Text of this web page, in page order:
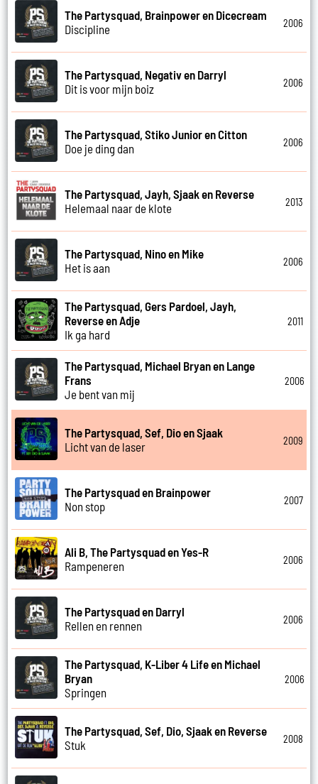
The Partysquad, Brainpower en Dicecream
Discipline
2006
The Partysquad, Negativ en Darryl
Dit is voor mijn boiz
2006
The Partysquad, Stiko Junior en Citton
Doe je ding dan
2006
The Partysquad, Jayh, Sjaak en Reverse
Helemaal naar de klote
2013
The Partysquad, Nino en Mike
Het is aan
2006
The Partysquad, Gers Pardoel, Jayh,
Reverse en Adje
Ik ga hard
2011
The Partysquad, Michael Bryan en Lange
Frans
Je bent van mij
2006
The Partysquad, Sef, Dio en Sjaak
Licht van de laser
2009
The Partysquad en Brainpower
Non stop
2007
Ali B, The Partysquad en Yes-R
Rampeneren
2006
The Partysquad en Darryl
Rellen en rennen
2006
The Partysquad, K-Liber 4 Life en Michael
Bryan
Springen
2006
The Partysquad, Sef, Dio, Sjaak en Reverse
Stuk
2008